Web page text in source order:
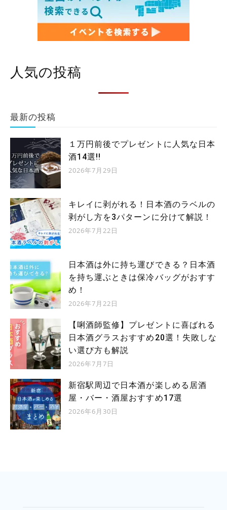
人気の投稿
最新の投稿
１万円前後でプレゼントに人気な日本
酒14選!!
2026年7月29日
キレイに剥がれる！日本酒のラベルの
剥がし方を3パターンに分けて解説！
2026年7月22日
日本酒は外に持ち運びできる？日本酒
を持ち運ぶときは保冷バッグがおすす
め！
2026年7月22日
【唎酒師監修】プレゼントに喜ばれる
日本酒グラスおすすめ20選！失敗しな
い選び方も解説
2026年7月7日
新宿駅周辺で日本酒が楽しめる居酒
屋・バー・酒屋おすすめ17選
2026年6月30日